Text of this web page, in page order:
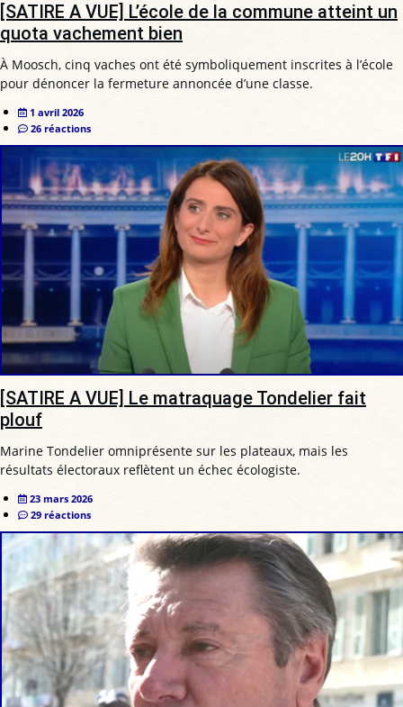
[SATIRE A VUE] L’école de la commune atteint un
quota vachement bien
À Moosch, cinq vaches ont été symboliquement inscrites à l’école
pour dénoncer la fermeture annoncée d’une classe.
1 avril 2026
26 réactions
[SATIRE A VUE] Le matraquage Tondelier fait
plouf
Marine Tondelier omniprésente sur les plateaux, mais les
résultats électoraux reflètent un échec écologiste.
23 mars 2026
29 réactions